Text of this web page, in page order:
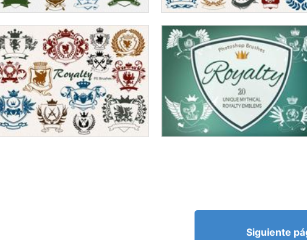
Siguiente